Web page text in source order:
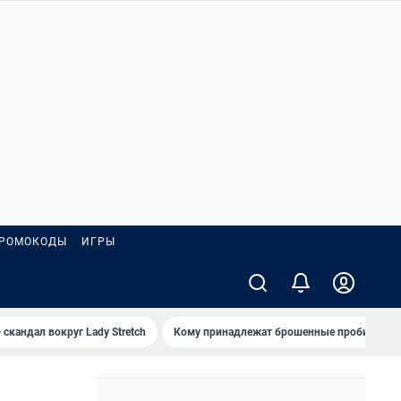
ИГРЫ
вокруг Lady Stretch Кому принадлежат брошенные пробирки?